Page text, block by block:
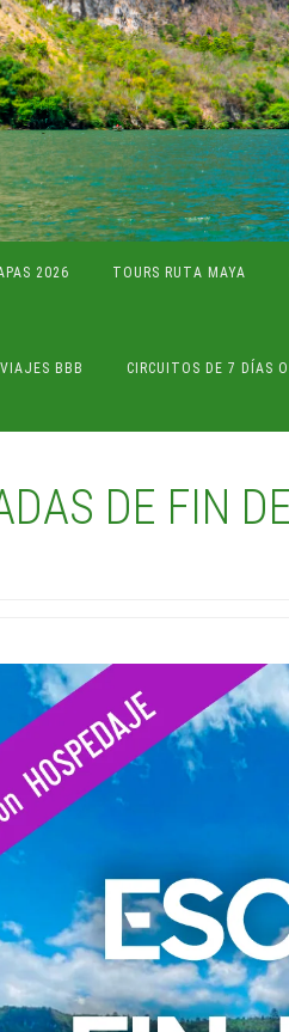
2026 TOURS RUTA MAYA
VIAJES BBB CIRCUITOS DE 7 DÍAS
DE FIN